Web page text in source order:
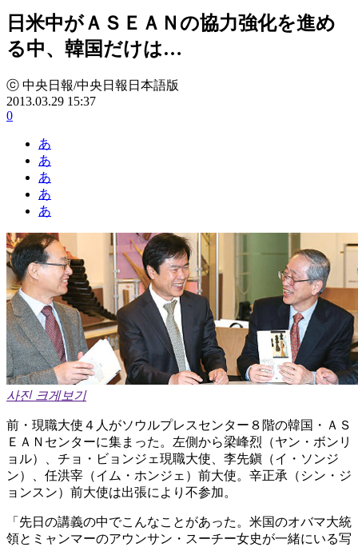
日米中がＡＳＥＡＮの協力強化を進め
る中、韓国だけは…
ⓒ 中央日報/中央日報日本語版
2013.03.29 15:37
0
あ
あ
あ
あ
あ
사진 크게보기
前・現職大使４人がソウルプレスセンター８階の韓国・ＡＳ
ＥＡＮセンターに集まった。左側から梁峰烈（ヤン・ボンリ
ョル）、チョ・ビョンジェ現職大使、李先鎭（イ・ソンジ
ン）、任洪宰（イム・ホンジェ）前大使。辛正承（シン・ジ
ョンスン）前大使は出張により不参加。
「先日の講義の中でこんなことがあった。米国のオバマ大統
領とミャンマーのアウンサン・スーチー女史が一緒にいる写